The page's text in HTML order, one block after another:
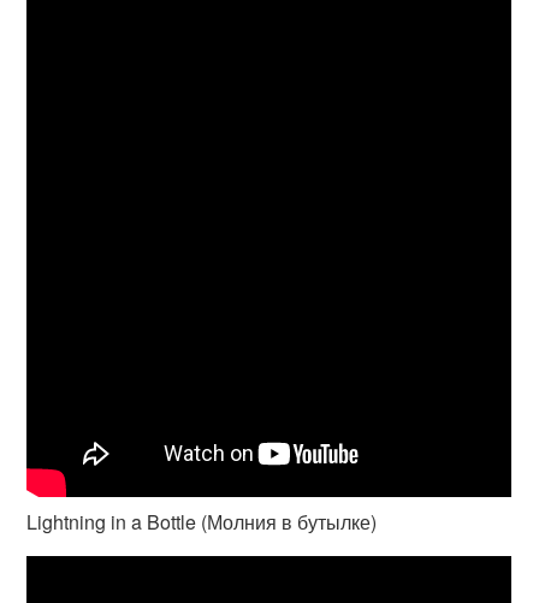
Lightning in a Bottle (Молния в бутылке)